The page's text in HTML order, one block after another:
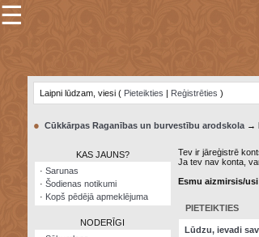
×
Šodienas
☰
Laipni lūdzam, viesi ( Pieteikties | Reģistrēties )
● Cūkkārpas Raganības un burvestību arodskola→
KAS JAUNS?
· Sarunas
· Šodienas notikumi
· Kopš pēdējā apmeklējuma
NODERĪGI
Tev ir jāreģistrē
Ja tev nav konta,
Esmu aizmirsis/
PIETEIKTIES
Lūdzu, ievadi